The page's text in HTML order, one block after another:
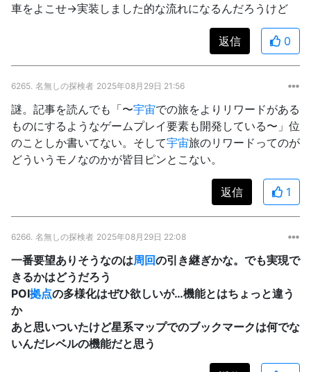
車をよこせ→実装しました的な流れになるんだろうけど
返信 0
6265. 名無しの探検者 2025年08月29日 21:56
謎。記事を読んでも「〜宇宙での旅をよりリワードがある
ものにするようなゲームプレイ要素も開発している〜」位
のことしか書いてない。そして宇宙旅のリワードってのが
どういうモノなのかが皆目ピンとこない。
返信 1
6266. 名無しの探検者 2025年08月29日 22:08
一番要望ありそうなのは周回の引き継ぎかな。でも実現で
きるかはどうだろう
POI拠点の多様化はぜひ欲しいが…機能とはちょっと違う
か
あと思いついたけど星系マップでのブックマークは何でな
いんだレベルの機能だと思う